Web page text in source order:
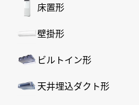
床置形
壁掛形
ビルトイン形
天井埋込ダクト形